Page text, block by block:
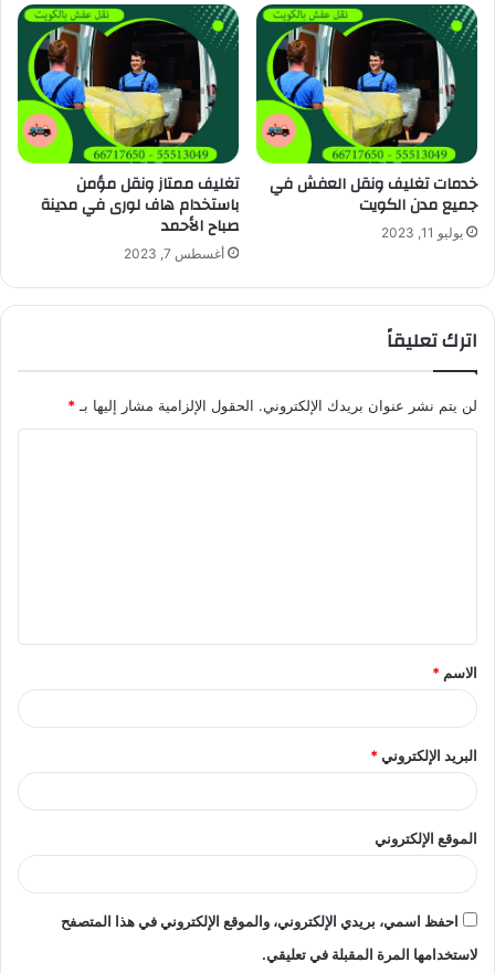
خدمات تغليف ونقل العفش في
جميع مدن الكويت
يوليو 11, 2023
تغليف ممتاز ونقل مؤمن
باستخدام هاف لورى في مدينة
صباح الأحمد
أغسطس 7, 2023
اترك تعليقاً
لن يتم نشر عنوان بريدك الإلكتروني. الحقول الإلزامية مشار إليها بـ*
ق
*
الاسم *
البريد الإلكتروني*
الموقع الإلكتروني
احفظ اسمي، بريدي الإلكتروني، والموقع الإلكتروني في هذا المتصفح
لاستخدامها المرة المقبلة في تعليقي.